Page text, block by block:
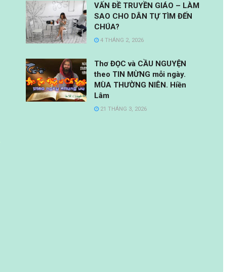
VẤN ĐỀ TRUYỀN GIÁO – LÀM
SAO CHO DÂN TỰ TÌM ĐẾN
CHÚA?
4 THÁNG 2, 2026
Thơ ĐỌC và CẦU NGUYỆN
theo TIN MỪNG mỗi ngày.
MÙA THƯỜNG NIÊN. Hiền
Lâm
21 THÁNG 3, 2026